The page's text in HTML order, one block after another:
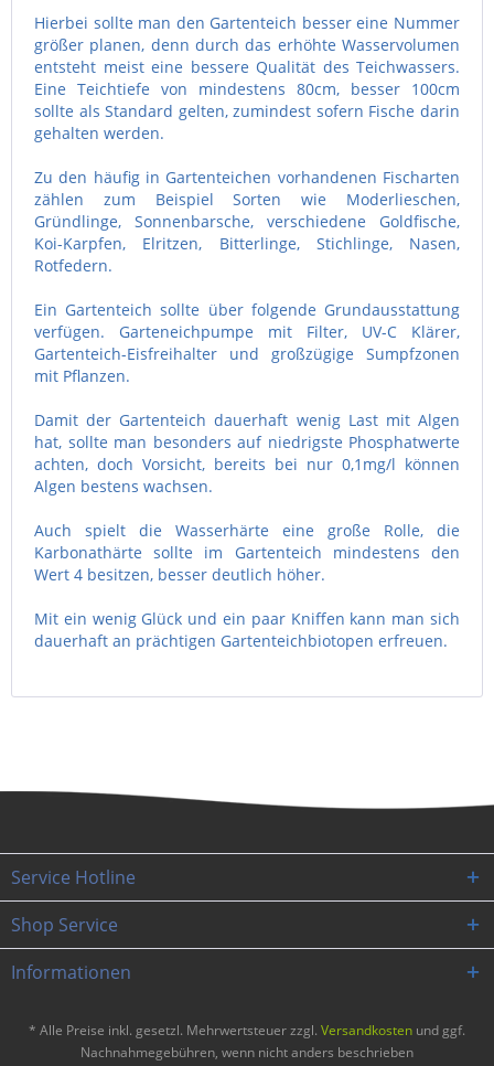
Hierbei sollte man den Gartenteich besser eine Nummer
größer planen, denn durch das erhöhte Wasservolumen
entsteht meist eine bessere Qualität des Teichwassers.
Eine Teichtiefe von mindestens 80cm, besser 100cm
sollte als Standard gelten, zumindest sofern Fische darin
gehalten werden.
Zu den häufig in Gartenteichen vorhandenen Fischarten
zählen zum Beispiel Sorten wie Moderlieschen,
Gründlinge, Sonnenbarsche, verschiedene Goldfische,
Koi-Karpfen, Elritzen, Bitterlinge, Stichlinge, Nasen,
Rotfedern.
Ein Gartenteich sollte über folgende Grundausstattung
verfügen. Garteneichpumpe mit Filter, UV-C Klärer,
Gartenteich-Eisfreihalter und großzügige Sumpfzonen
mit Pflanzen.
Damit der Gartenteich dauerhaft wenig Last mit Algen
hat, sollte man besonders auf niedrigste Phosphatwerte
achten, doch Vorsicht, bereits bei nur 0,1mg/l können
Algen bestens wachsen.
Auch spielt die Wasserhärte eine große Rolle, die
Karbonathärte sollte im Gartenteich mindestens den
Wert 4 besitzen, besser deutlich höher.
Mit ein wenig Glück und ein paar Kniffen kann man sich
dauerhaft an prächtigen Gartenteichbiotopen erfreuen.
Service Hotline
Shop Service
Informationen
* Alle Preise inkl. gesetzl. Mehrwertsteuer zzgl. Versandkosten und ggf.
Nachnahmegebühren, wenn nicht anders beschrieben